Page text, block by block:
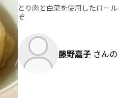
とり肉と白菜を使用したロー
ぞ
藤野嘉子 さん